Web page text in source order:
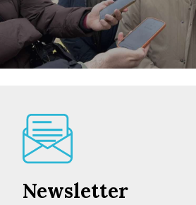
Newsletter